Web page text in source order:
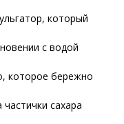
который
с водой
которое бережно
сахара